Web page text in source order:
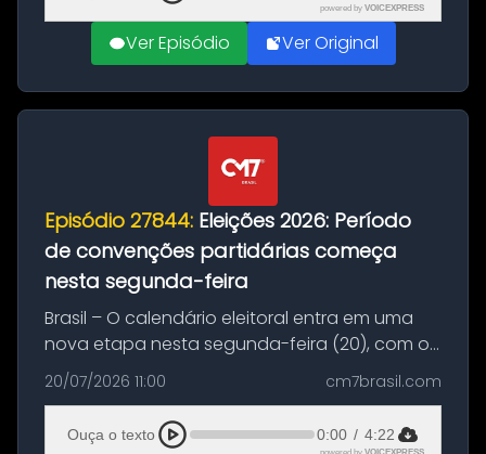
powered by VOICEXPRESS
Ver Episódio Ver Original
Episódio 27844: Eleições 2026: Período
de convenções partidárias começa
nesta segunda-feira
Brasil – O calendário eleitoral entra em uma
nova etapa nesta segunda-feira (20), com o
início do período destinado às convenções
partidárias. Até 5 de agosto, partidos e
federações poderão oficializa...
20/07/2026 11:00 cm7brasil.com
Ouça o texto 0:00 / 4:22